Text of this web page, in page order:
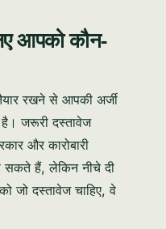
आपको कौन-
रखने से आपकी अर्जी
है। जरूरी दस्तावेज
और कारोबारी
सकते हैं, लेकिन नीचे दी
जो दस्तावेज चाहिए, वे